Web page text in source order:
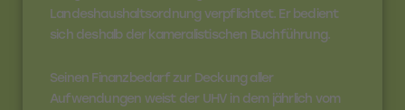
Landeshaushaltsordnung verpflichtet. Er bedient
sich deshalb der kameralistischen Buchführung.
Seinen Finanzbedarf zur Deckung aller
Aufwendungen weist der UHV in dem jährlich vom